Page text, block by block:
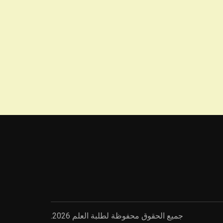
جميع الحقوق محفوظة لطلبة العلم 2026.